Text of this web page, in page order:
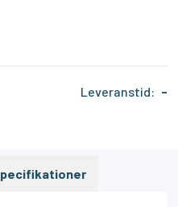
Leveranstid: -